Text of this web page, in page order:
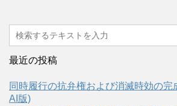
最近の投稿
同時履行の抗弁権および消滅時効の完
AI版)